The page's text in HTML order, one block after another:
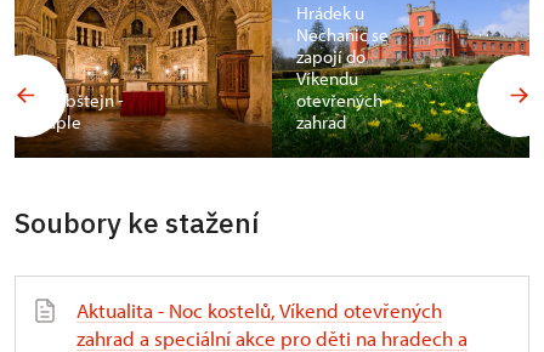
Grabštejn -
kaple
Hrádek u
Nechanic se
zapojí do
Víkendu
otevřených
zahrad
Soubory ke stažení
Aktualita - Noc kostelů, Víkend otevřených
zahrad a speciální akce pro děti na hradech a